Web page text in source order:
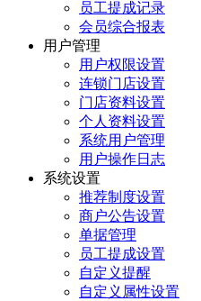
员工提成记录
会员综合报表
用户管理
用户权限设置
连锁门店设置
门店资料设置
个人资料设置
系统用户管理
用户操作日志
系统设置
推荐制度设置
商户公告设置
单据管理
员工提成设置
自定义提醒
自定义属性设置